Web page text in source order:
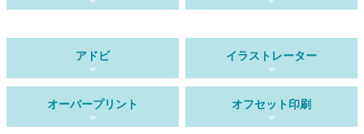
アドビ イラストレーター
オーバープリント オフセット印刷